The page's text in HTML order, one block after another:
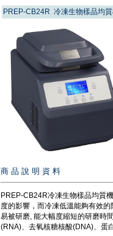
PREP-CB24R 冷凍生物樣品均
商 品 說 明 資 料
PREP-CB24R冷凍生物樣品均質
度的影響，而冷凍低溫能夠有效
易被研磨, 能大幅度縮短的研磨時
(RNA)、去氧核糖核酸(DNA)、蛋